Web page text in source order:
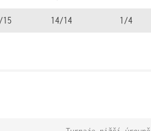
15 14/14 1/4